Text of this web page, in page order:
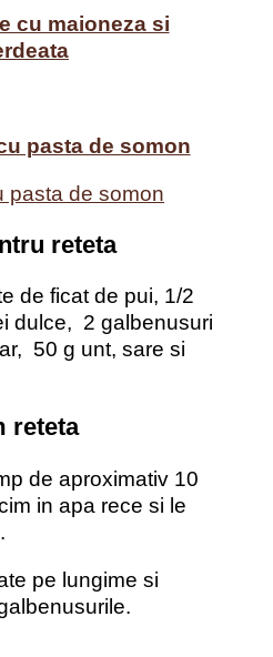
cu maioneza si
pasta de somon
reteta
de ficat de pui, 1/2
dulce, 2 galbenusuri
50 g unt, sare si
reteta
de aproximativ 10
in apa rece si le
pe lungime si